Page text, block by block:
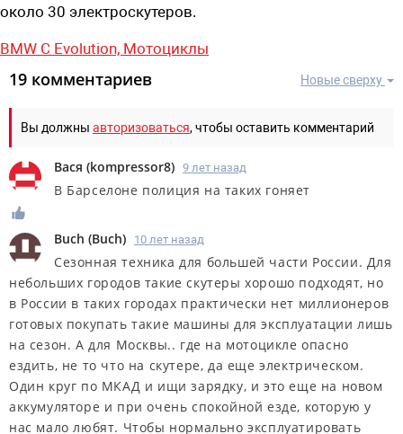
около 30 электроскутеров.
BMW C Evolution, Мотоциклы
Новые сверху
19 комментариев
Вы должны авторизоваться, чтобы оставить комментарий
Вася (kompressor8) 9 лет назад
В Барселоне полиция на таких гоняет
Buch (Buch) 10 лет назад
Сезонная техника для большей части России. Для
небольших городов такие скутеры хорошо подходят, но
в России в таких городах практически нет миллионеров
готовых покупать такие машины для эксплуатации лишь
на сезон. А для Москвы.. где на мотоцикле опасно
ездить, не то что на скутере, да еще электрическом.
Один круг по МКАД и ищи зарядку, и это еще на новом
аккумуляторе и при очень спокойной езде, которую у
нас мало любят. Чтобы нормально эксплуатировать